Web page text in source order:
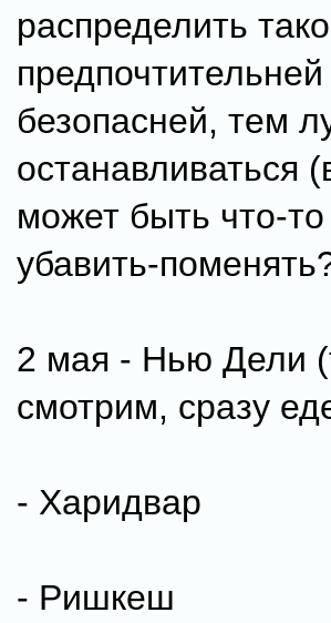
распределить
безопасней, тем
останавливаться
может быть что-
убавить-
2 мая - Нью Дели
смотрим, сразу
- Харидвар
- Ришкеш